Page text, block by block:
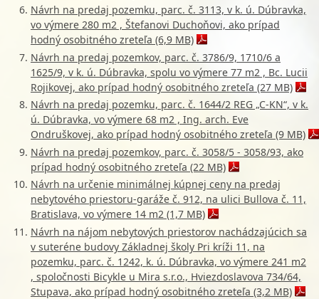
Návrh na predaj pozemku, parc. č. 3113, v k. ú. Dúbravka,
vo výmere 280 m2 , Štefanovi Duchoňovi, ako prípad
hodný osobitného zreteľa (6,9 MB)
Návrh na predaj pozemkov, parc. č. 3786/9, 1710/6 a
1625/9, v k. ú. Dúbravka, spolu vo výmere 77 m2 , Bc. Lucii
Rojikovej, ako prípad hodný osobitného zreteľa (27 MB)
Návrh na predaj pozemku, parc. č. 1644/2 REG „C-KN“, v k.
ú. Dúbravka, vo výmere 68 m2 , Ing. arch. Eve
Ondruškovej, ako prípad hodný osobitného zreteľa (9 MB)
Návrh na predaj pozemkov, parc. č. 3058/5 - 3058/93, ako
prípad hodný osobitného zreteľa (22 MB)
Návrh na určenie minimálnej kúpnej ceny na predaj
nebytového priestoru-garáže č. 912, na ulici Bullova č. 11,
Bratislava, vo výmere 14 m2 (1,7 MB)
Návrh na nájom nebytových priestorov nachádzajúcich sa
v suteréne budovy Základnej školy Pri kríži 11, na
pozemku, parc. č. 1242, k. ú. Dúbravka, vo výmere 241 m2
, spoločnosti Bicykle u Mira s.r.o., Hviezdoslavova 734/64,
Stupava, ako prípad hodný osobitného zreteľa (3,2 MB)